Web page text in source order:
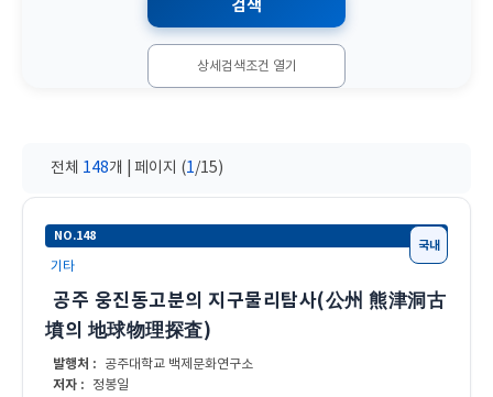
상세검색조건 열기
전체 148개 | 페이지 (1/15)
NO.148
기타
공주 웅진동고분의 지구물리탐사(公州 熊津洞古
墳의 地球物理探査)
발행처 : 공주대학교 백제문화연구소
저자 : 정봉일
국내